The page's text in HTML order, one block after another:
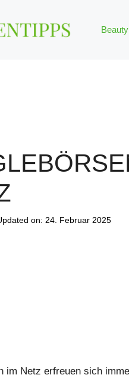
Beauty
on: 24. Februar 2025
im Netz erfreuen sich